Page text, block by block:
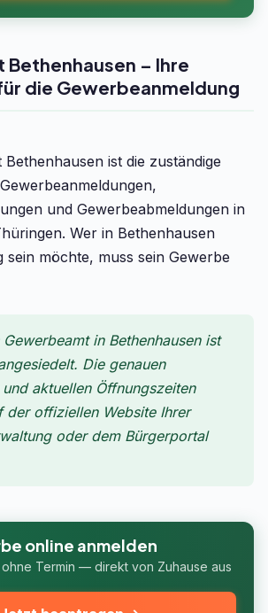
– Ihre
die Gewerbeanmeldung
Bethenhausen ist die zuständige
und Gewerbeabmeldungen in
Wer in Bethenhausen
sein möchte, muss sein Gewerbe
in Bethenhausen ist
Die genauen
aktuellen Öffnungszeiten
der offiziellen Website Ihrer
oder dem Bürgerportal
online anmelden
Termin — direkt von Zuhause aus